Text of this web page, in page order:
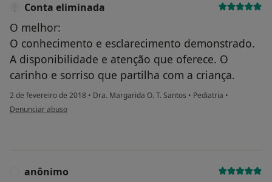
Conta eliminada
O melhor:
O conhecimento e esclarecimento demonstrado.
A disponibilidade e atenção que oferece. O
carinho e sorriso que partilha com a criança.
2 de fevereiro de 2018 • Dra. Margarida O. T. Santos • Pediatria •
na opinião do utilizador Conta eliminada
Denunciar abuso
anônimo